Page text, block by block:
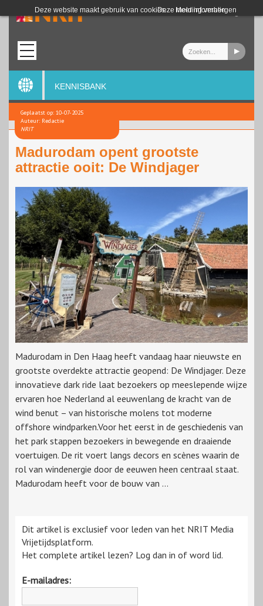
Deze website maakt gebruik van cookies. Meer informatie
Deze melding verbergen
Login
KENNISBANK
Geplaatst op: 10-07-2025
Auteur: Redactie
NRIT
Madurodam opent grootste
attractie ooit: De Windjager
Madurodam in Den Haag heeft vandaag haar nieuwste en
grootste overdekte attractie geopend: De Windjager. Deze
innovatieve dark ride laat bezoekers op meeslepende wijze
ervaren hoe Nederland al eeuwenlang de kracht van de
wind benut – van historische molens tot moderne
offshore windparken.Voor het eerst in de geschiedenis van
het park stappen bezoekers in bewegende en draaiende
voertuigen. De rit voert langs decors en scènes waarin de
rol van windenergie door de eeuwen heen centraal staat.
Madurodam heeft voor de bouw van ...
Dit artikel is exclusief voor leden van het NRIT Media
Vrijetijdsplatform.
Het complete artikel lezen? Log dan in of word lid.
E-mailadres: